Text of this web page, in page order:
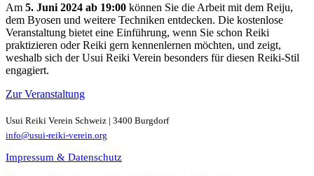
Am 5. Juni 2024 ab 19:00 können Sie die Arbeit mit dem Reiju,
dem Byosen und weitere Techniken entdecken. Die kostenlose
Veranstaltung bietet eine Einführung, wenn Sie schon Reiki
praktizieren oder Reiki gern kennenlernen möchten, und zeigt,
weshalb sich der Usui Reiki Verein besonders für diesen Reiki-Stil
engagiert.
Zur Veranstaltung
Usui Reiki Verein Schweiz | 3400 Burgdorf
info@usui-reiki-verein.org
Impressum & Datenschutz